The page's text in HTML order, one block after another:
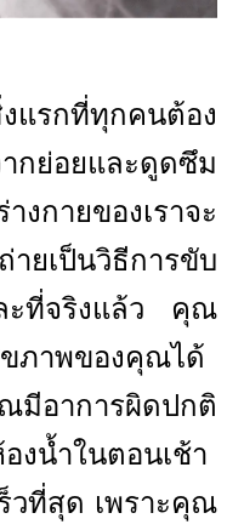
แรกที่ทุกคนต้อง
กย่อยและดูดซึม
กายของเราจะ
เป็นวิธีการขับ
ะที่จริงแล้ว คุณ
ภาพของคุณได้
อาการผิดปกติ
งน้ำในตอนเช้า
วที่สุด เพราะคุณ